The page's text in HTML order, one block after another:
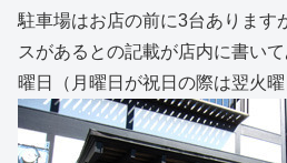
駐車場はお店の前に3台あります
スがあるとの記載が店内に書い
曜日（月曜日が祝日の際は翌火曜